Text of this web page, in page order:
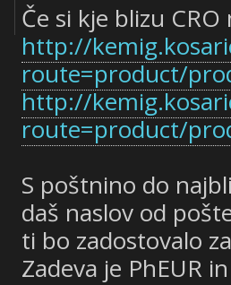
Če si kje blizu
http://
route=product/
http://
route=product/
S poštnino do
daš naslov od
ti bo zadostovalo
Zadeva je PhEUR